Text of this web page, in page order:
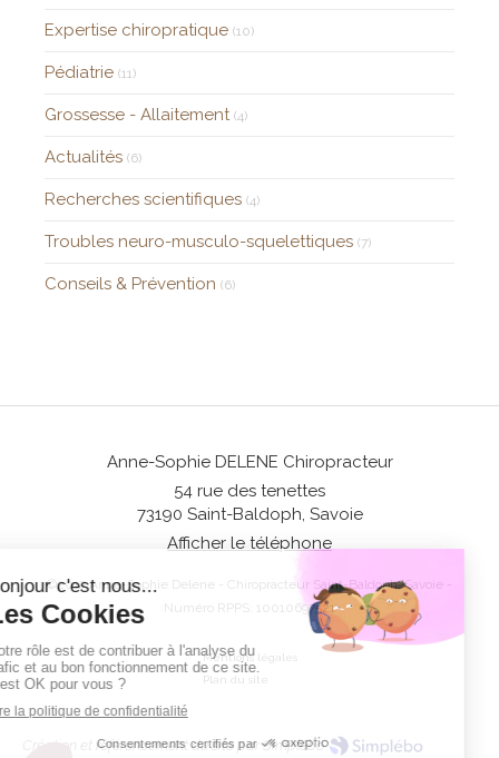
Expertise chiropratique (10)
Pédiatrie (11)
Grossesse - Allaitement (4)
Actualités (6)
Recherches scientifiques (4)
Troubles neuro-musculo-squelettiques (7)
Conseils & Prévention (6)
Anne-Sophie DELENE Chiropracteur
54 rue des tenettes
73190 Saint-Baldoph, Savoie
Afficher le téléphone
©2017 Anne-Sophie Delene - Chiropracteur Saint-Baldoph, Savoie -
Numéro RPPS: 10010697521
Mentions légales
Plan du site
Création et référencement du site par Simplébo